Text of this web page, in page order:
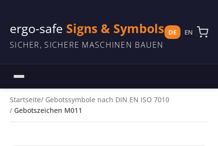
ergo-safe Signs & Symbols
SICHER, SICHERE MASCHINEN BAUEN
DE EN
Startseite Gebotssymbole nach DIN EN ISO 7010
Gebotszeichen M011